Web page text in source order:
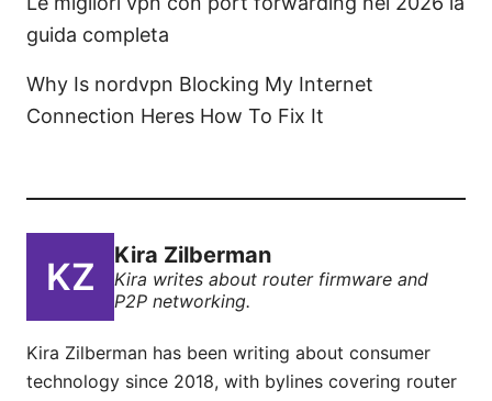
guida completa
Why Is nordvpn Blocking My Internet
Connection Heres How To Fix It
Kira Zilberman
Kira writes about router firmware and
P2P networking.
Kira Zilberman has been writing about consumer
technology since 2018, with bylines covering router